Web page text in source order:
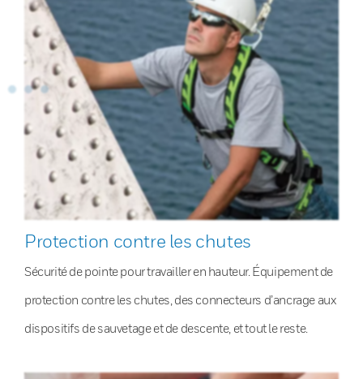
Protection contre les chutes
Sécurité de pointe pour travailler en hauteur. Équipement de
protection contre les chutes, des connecteurs d’ancrage aux
dispositifs de sauvetage et de descente, et tout le reste.